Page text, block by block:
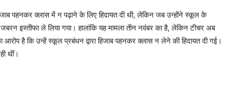
पहनकर क्लास में न पढ़ाने के लिए हिदायत दी थी, लेकिन जब उन्होंने स्कूल के
इस्तीफा ले लिया गया। हालांकि यह मामला तीन नवंबर का है, लेकिन टीचर अब
है कि उन्हें स्कूल प्रबंधन द्वारा हिजाब पहनकर क्लास न लेने की हिदायत दी गई।
थीं।